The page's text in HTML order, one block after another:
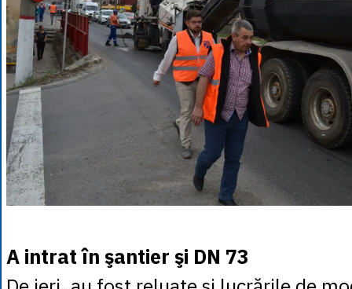
A intrat în şantier şi DN 73